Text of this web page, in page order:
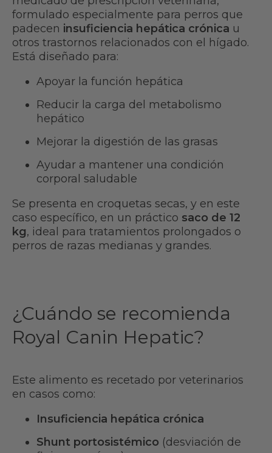
formulado especialmente para perros que
padecen insuficiencia hepática crónica u
otros trastornos relacionados con el hígado.
Está diseñado para:
Apoyar la función hepática
Reducir la carga del metabolismo
hepático
Mejorar la digestión de las grasas
Ayudar a mantener una condición
corporal saludable
Se presenta en croquetas secas, y en este
caso específico, en un práctico saco de 12
kg, ideal para tratamientos prolongados o
perros de razas medianas y grandes.
¿Cuándo se recomienda
Royal Canin Hepatic?
Este alimento es recetado por veterinarios
en casos como:
Insuficiencia hepática crónica
Shunt portosistémico (desviación de